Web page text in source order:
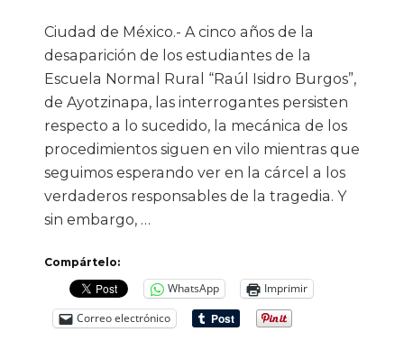
Ciudad de México.- A cinco años de la
desaparición de los estudiantes de la
Escuela Normal Rural “Raúl Isidro Burgos”,
de Ayotzinapa, las interrogantes persisten
respecto a lo sucedido, la mecánica de los
procedimientos siguen en vilo mientras que
seguimos esperando ver en la cárcel a los
verdaderos responsables de la tragedia. Y
sin embargo, …
Compártelo:
WhatsApp
Imprimir
Correo electrónico